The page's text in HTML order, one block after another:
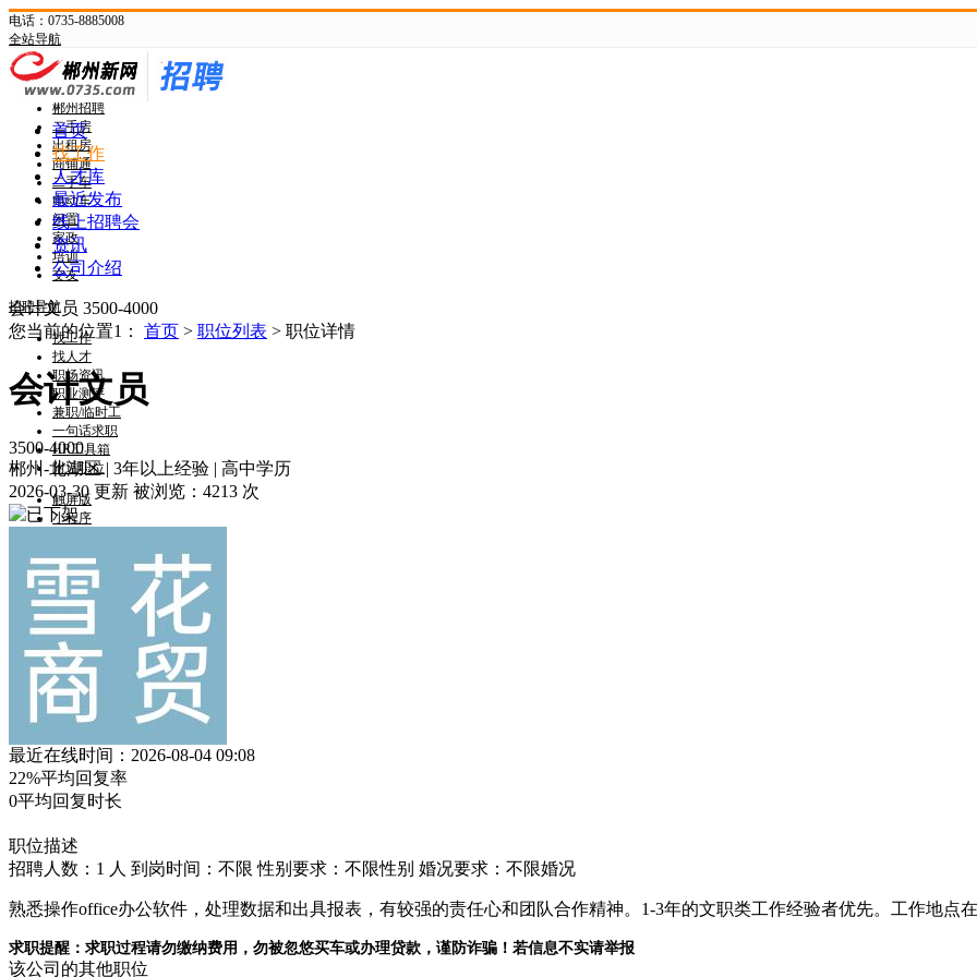
电话：0735-8885008
全站导航
新网首页
郴州头条
郴州招聘
二手房
出租房
商铺通
二手车
电动车
闲置
家政
培训
交友
招聘导航
找工作
找人才
职场资讯
职业测评
兼职/临时工
一句话求职
HR工具箱
附近职位
触屏版
小程序
郴州新网招聘欢迎您！ 手机端
首页
找工作
人才库
最近发布
线上招聘会
资讯
公司介绍
会计文员 3500-4000
您当前的位置1： 首页 > 职位列表 > 职位详情
会计文员
3500-4000
郴州-北湖区| 3年以上经验 | 高中学历
2026-03-30 更新 被浏览： 4213 次
最近在线时间：2026-08-04 09:08
22%平均回复率
0平均回复时长
职位描述
招聘人数：1 人 到岗时间：不限 性别要求：不限性别 婚况要求：不限婚况
熟悉操作office办公软件，处理数据和出具报表，有较强的责任心和团队合作精神。1-3年的文职类工作经验者优先。工作地点
求职提醒：求职过程请勿缴纳费用，勿被忽悠买车或办理贷款，谨防诈骗！若信息不实请举报
该公司的其他职位